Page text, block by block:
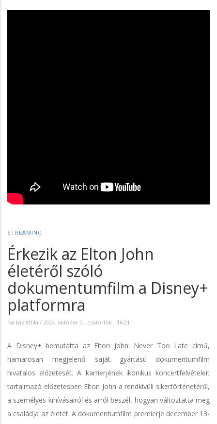
STREAMING
Érkezik az Elton John
életéről szóló
dokumentumfilm a Disney+
platformra
Farkas Attila / 2024. október 3., csütörtök - 16:21
A Disney+ bemutatta az Elton John: Never Too Late című,
hamarosan megjelenő saját gyártású dokumentumfilm
hivatalos előzetesét. A karrierjének ikonikus koncertfelvételeit
tartalmazó előzetesben Elton John a rendkívüli sikertörténetéről,
a személyes kihívásairól és arról beszél, hogyan változtatta meg
a családja az életét. A dokumentumfilm premierje december 13-